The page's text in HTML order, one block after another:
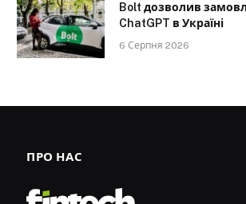
Bolt дозволив
ChatGPT в Україні
6 Серпня 2026
ПРО НАС